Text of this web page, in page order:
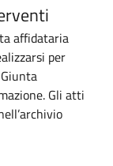
affidataria
per
Gli atti